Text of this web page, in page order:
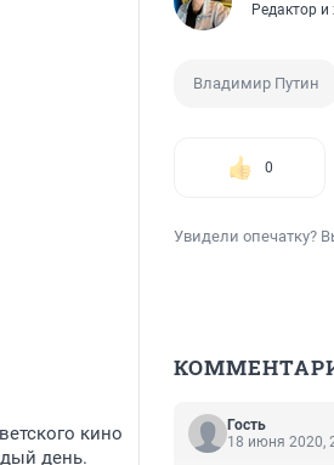
кино
день.
Редактор
Владимир Путин
0
Увидели опечатку?
Гость
18 июня 2020,